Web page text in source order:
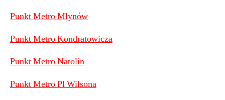
Punkt Metro Młynów
Punkt Metro Kondratowicza
Punkt Metro Natolin
Punkt Metro Pl Wilsona